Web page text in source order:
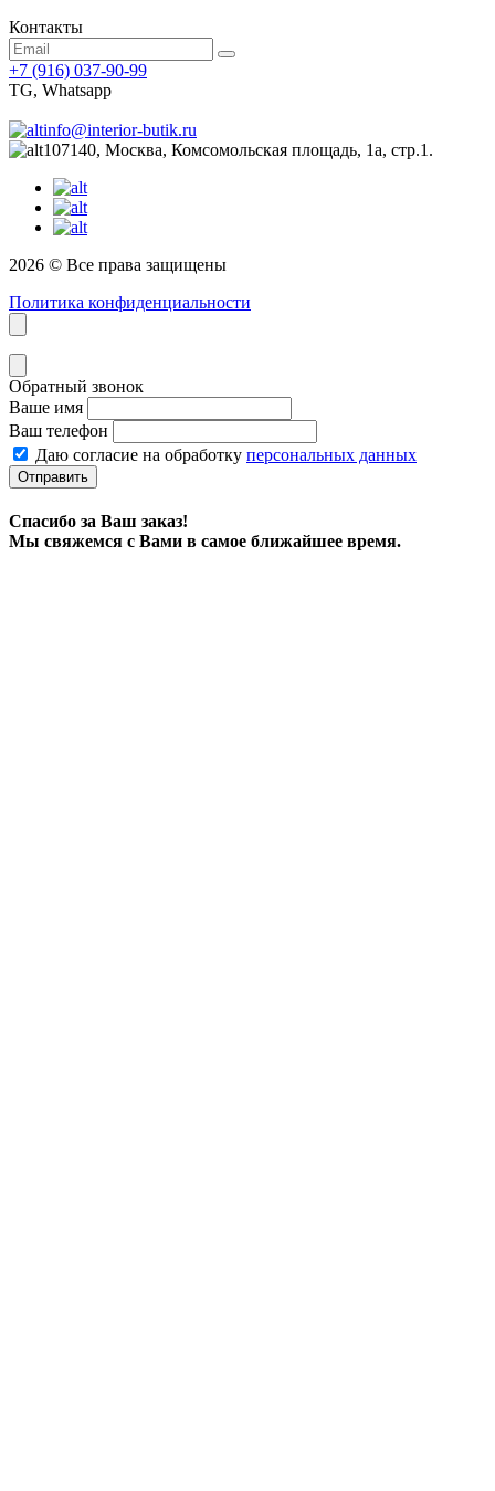
Контакты
+7 (916) 037-90-99
TG, Whatsapp
info@interior-butik.ru
107140, Москва, Комсомольская площадь, 1а, стр.1.
2026 © Все права защищены
Политика конфиденциальности
Обратный звонок
Ваше имя
Ваш телефон
Даю согласие на обработку персональных данных
Отправить
Спасибо за Ваш заказ!
Мы свяжемся с Вами в самое ближайшее время.